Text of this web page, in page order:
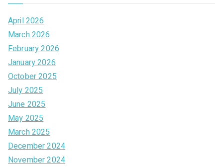
April 2026
March 2026
February 2026
January 2026
October 2025
July 2025
June 2025
May 2025
March 2025
December 2024
November 2024